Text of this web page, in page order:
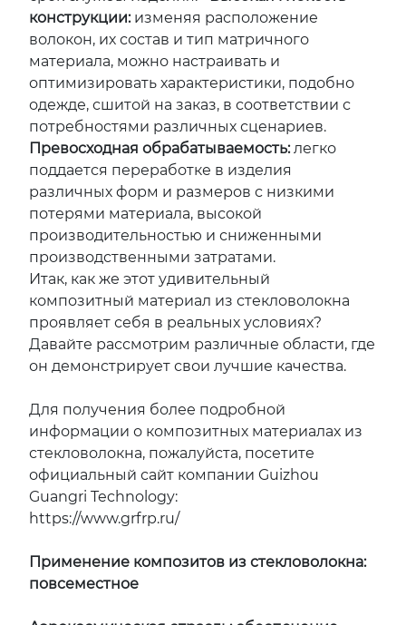
конструкции: изменяя расположение
волокон, их состав и тип матричного
материала, можно настраивать и
оптимизировать характеристики, подобно
одежде, сшитой на заказ, в соответствии с
потребностями различных сценариев.
Превосходная обрабатываемость:легко
поддается переработке в изделия
различных форм и размеров с низкими
потерями материала, высокой
производительностью и сниженными
производственными затратами.
Итак, как же этот удивительный
композитный материал из стекловолокна
проявляет себя в реальных условиях?
Давайте рассмотрим различные области, где
он демонстрирует свои лучшие качества.
Для получения более подробной
информации о композитных материалах из
стекловолокна, пожалуйста, посетите
официальный сайт компании Guizhou
Guangri Technology:
https://www.grfrp.ru/
Применение композитов из стекловолокна:
повсеместное